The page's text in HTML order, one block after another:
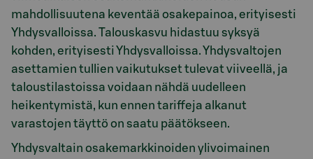
mahdollisuutena keventää osakepainoa, erityisesti
Yhdysvalloissa. Talouskasvu hidastuu syksyä
kohden, erityisesti Yhdysvalloissa. Yhdysvaltojen
asettamien tullien vaikutukset tulevat viiveellä, ja
taloustilastoissa voidaan nähdä uudelleen
heikentymistä, kun ennen tariffeja alkanut
varastojen täyttö on saatu päätökseen.
Yhdysvaltain osakemarkkinoiden ylivoimainen